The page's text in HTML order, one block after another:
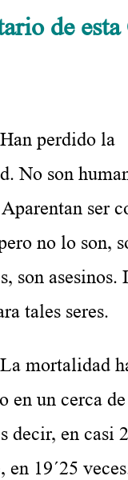
de esta
Han perdido la
No son
ser
no lo son,
son asesinos.
tales seres.
La mortalidad
en un cerca
decir, en casi
en 19´25